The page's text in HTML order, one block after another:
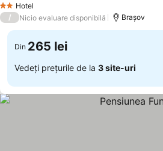
2 SteleHotel
/ Nicio evaluare disponibilă Brașov
Din 265 lei
Vedeți prețurile de la 3 site-uri